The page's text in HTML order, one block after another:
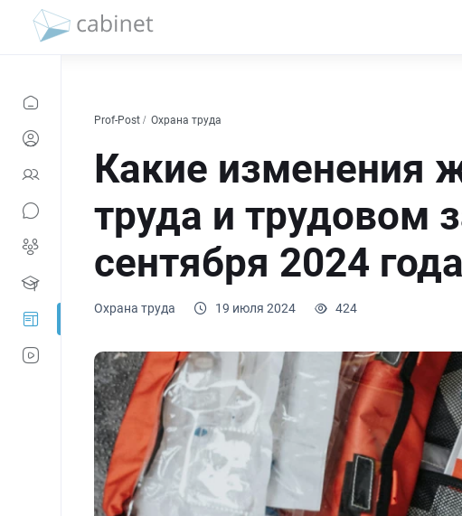
Prof-Post Охрана труда
Какие изменения
труда и трудовом
сентября 2024 года
Охрана труда 19 июля 2024 424